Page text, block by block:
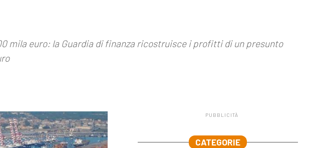
mila euro: la Guardia di finanza ricostruisce i profitti di un presunto
PUBBLICITÀ
CATEGORIE